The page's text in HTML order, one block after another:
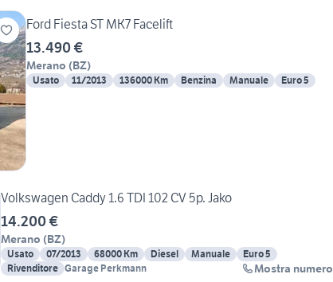
Ford Fiesta ST MK7 Facelift
13.490 €
Merano (BZ)
Usato 11/2013 136000 Km Benzina Manuale Euro 5
Volkswagen Caddy 1.6 TDI 102 CV 5p. Jako
14.200 €
Merano (BZ)
Usato 07/2013 68000 Km Diesel Manuale
Euro 5
Rivenditore Garage Perkmann Mostra numero